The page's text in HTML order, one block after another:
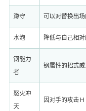
蹲守 可以对替换出场
水泡 降低与自己相
钢能力
者
钢属性的招式威
怒火冲
天
因对手的攻击